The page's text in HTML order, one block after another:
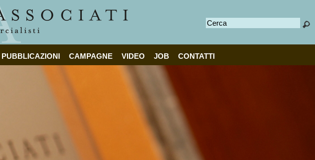
Cerca
PUBBLICAZIONI CAMPAGNE VIDEO JOB CONTATTI